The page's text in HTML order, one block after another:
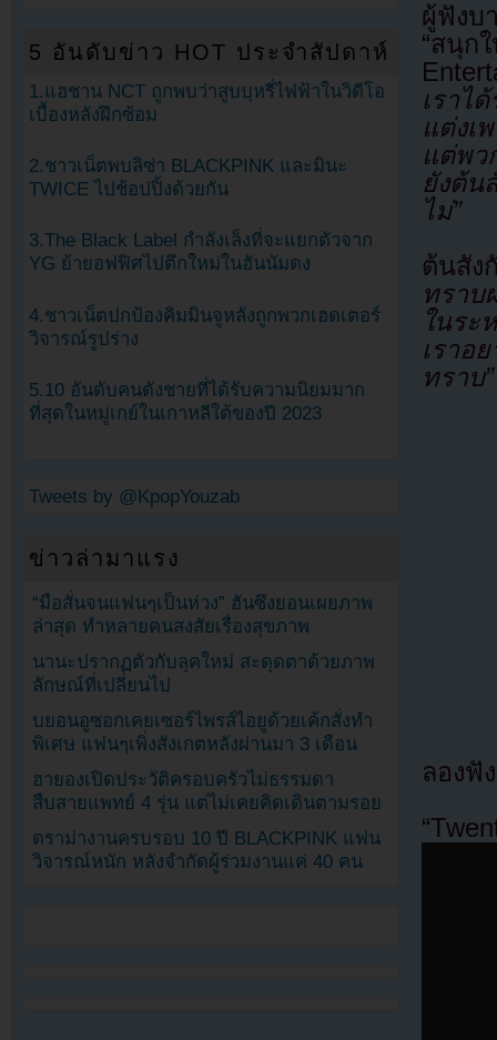
ผู้ฟังบ
“สนุก
เราไ
แต่งเ
แต่พว
ยังต้น
ไม่”
ต้นสั
ทราบ
ในระ
เราอ
ทราบ”
ลองฟั
5 อันดับข่าว HOT ประจำสัปดาห์
1.แฮชาน NCT ถูกพบว่าสูบบุหรี่ไฟฟ้าในวิดีโอ
เบื้องหลังฝึกซ้อม
2.ชาวเน็ตพบลิซ่า BLACKPINK และมินะ
TWICE ไปช้อปปิ้งด้วยกัน
3.The Black Label กำลังเล็งที่จะแยกตัวจาก
YG ย้ายอฟฟิศไปตึกใหม่ในฮันนัมดง
4.ชาวเน็ตปกป้องคิมมินจูหลังถูกพวกเฮดเตอร์
วิจารณ์รูปร่าง
5.10 อันดับคนดังชายที่ได้รับความนิยมมาก
ที่สุดในหมู่เกย์ในเกาหลีใต้ของปี 2023
Tweets by @KpopYouzab
ข่าวล่ามาแรง
“มือสั่นจนแฟนๆเป็นห่วง” ฮันซึงยอนเผยภาพ
ล่าสุด ทำหลายคนสงสัยเรื่องสุขภาพ
นานะปรากฏตัวกับลุคใหม่ สะดุดตาด้วยภาพ
ลักษณ์ที่เปลี่ยนไป
บยอนอูซอกเคยเซอร์ไพรส์ไอยูด้วยเค้กสั่งทำ
พิเศษ แฟนๆเพิ่งสังเกตหลังผ่านมา 3 เดือน
ฮายองเปิดประวัติครอบครัวไม่ธรรมดา
สืบสายแพทย์ 4 รุ่น แต่ไม่เคยคิดเดินตามรอย
ดราม่างานครบรอบ 10 ปี BLACKPINK แฟน
วิจารณ์หนัก หลังจำกัดผู้ร่วมงานแค่ 40 คน